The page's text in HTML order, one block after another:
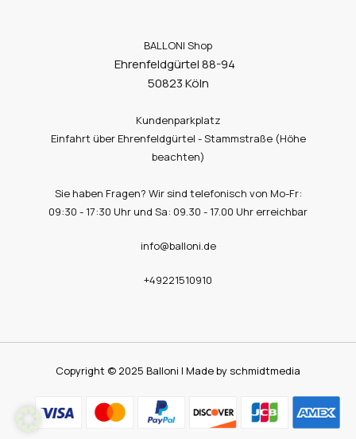
BALLONI Shop
Ehrenfeldgürtel 88-94
50823 Köln
Kundenparkplatz
Einfahrt über Ehrenfeldgürtel - Stammstraße (Höhe
beachten)
Sie haben Fragen? Wir sind telefonisch von Mo-Fr:
09:30 - 17:30 Uhr und Sa: 09.30 - 17.00 Uhr erreichbar
info@balloni.de
+49221510910
Copyright © 2025 Balloni | Made by schmidtmedia